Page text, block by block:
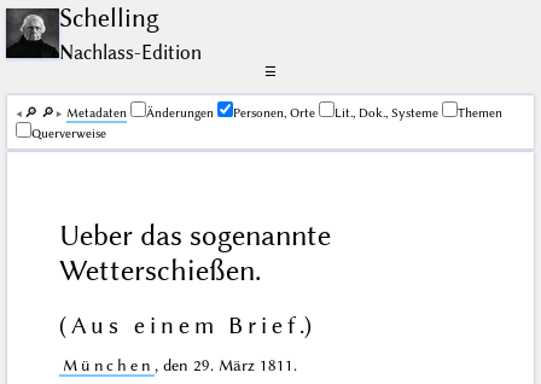
Schelling
Nachlass-Edition
☰
🔎︎ 🔎︎ Me­ta­da­ten Änderungen Personen, Orte Lit., Dok., Systeme
Themen
Querverweise
Ueber das sogenannte
Wetterschießen.
(Aus einem Brief.)
München , den 29. März 1811 .